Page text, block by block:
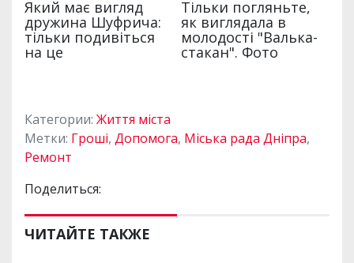
Категории: Життя міста
Метки: Гроші, Допомога, Міська рада Дніпра,
Ремонт
Поделиться:
ЧИТАЙТЕ ТАКЖЕ